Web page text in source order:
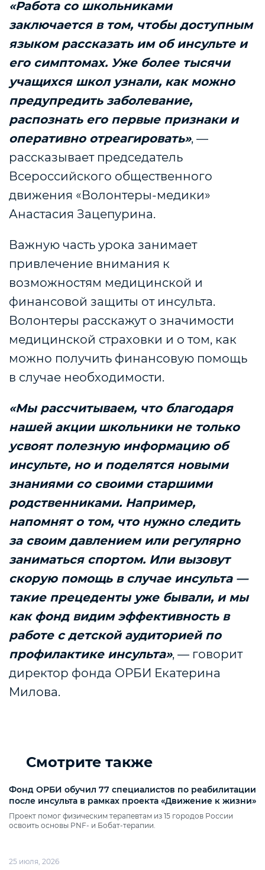
«Работа со школьниками
заключается в том, чтобы доступным
языком рассказать им об инсульте и
его симптомах. Уже более тысячи
учащихся школ узнали, как можно
предупредить заболевание,
распознать его первые признаки и
оперативно отреагировать», —
рассказывает председатель
Всероссийского общественного
движения «Волонтеры-медики»
Анастасия Зацепурина.
Важную часть урока занимает
привлечение внимания к
возможностям медицинской и
финансовой защиты от инсульта.
Волонтеры расскажут о значимости
медицинской страховки и о том, как
можно получить финансовую помощь
в случае необходимости.
«Мы рассчитываем, что благодаря
нашей акции школьники не только
усвоят полезную информацию об
инсульте, но и поделятся новыми
знаниями со своими старшими
родственниками. Например,
напомнят о том, что нужно следить
за своим давлением или регулярно
заниматься спортом. Или вызовут
скорую помощь в случае инсульта —
такие прецеденты уже бывали, и мы
как фонд видим эффективность в
работе с детской аудиторией по
профилактике инсульта», — говорит
директор фонда ОРБИ Екатерина
Милова.
Смотрите также
Фонд ОРБИ обучил 77 специалистов по реабилитации
после инсульта в рамках проекта «Движение к жизни»
Проект помог физическим терапевтам из 15 городов России
освоить основы PNF‑ и Бобат‑терапии.
25 июля, 2026